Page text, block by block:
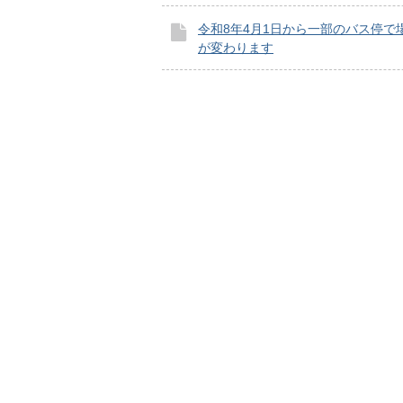
令和8年4月1日から一部のバス停で
が変わります